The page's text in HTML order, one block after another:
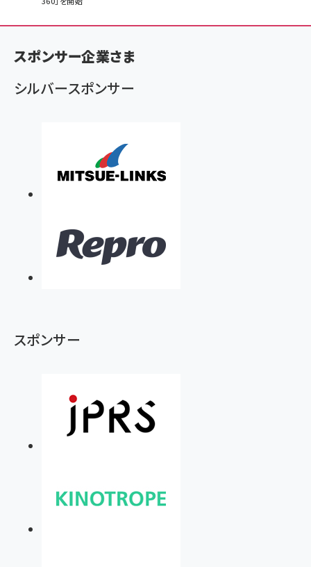
く
ず
スポンサー企業さま
シルバースポンサー
スポンサー